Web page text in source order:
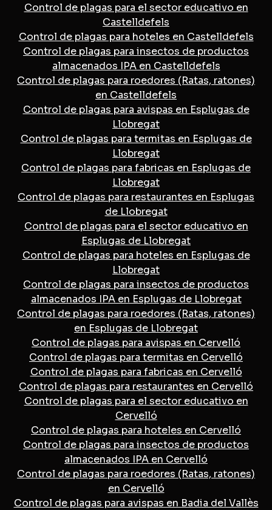
Control de plagas para el sector educativo en
Castelldefels
Control de plagas para hoteles en Castelldefels
Control de plagas para insectos de productos
almacenados IPA en Castelldefels
Control de plagas para roedores (Ratas, ratones)
en Castelldefels
Control de plagas para avispas en Esplugas de
Llobregat
Control de plagas para termitas en Esplugas de
Llobregat
Control de plagas para fabricas en Esplugas de
Llobregat
Control de plagas para restaurantes en Esplugas
de Llobregat
Control de plagas para el sector educativo en
Esplugas de Llobregat
Control de plagas para hoteles en Esplugas de
Llobregat
Control de plagas para insectos de productos
almacenados IPA en Esplugas de Llobregat
Control de plagas para roedores (Ratas, ratones)
en Esplugas de Llobregat
Control de plagas para avispas en Cervelló
Control de plagas para termitas en Cervelló
Control de plagas para fabricas en Cervelló
Control de plagas para restaurantes en Cervelló
Control de plagas para el sector educativo en
Cervelló
Control de plagas para hoteles en Cervelló
Control de plagas para insectos de productos
almacenados IPA en Cervelló
Control de plagas para roedores (Ratas, ratones)
en Cervelló
Control de plagas para avispas en Badia del Vallès